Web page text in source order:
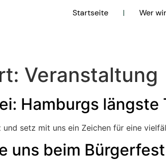
Startseite Wer
Veranstaltung
Hamburgs längste
und setz mit uns ein Zeichen für eine
uns beim